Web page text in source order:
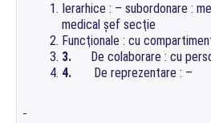
Ierarhice : – subordonare :
medical şef secţie
Funcţionale : cu
3. De colaborare : cu
4. De reprezentare : –